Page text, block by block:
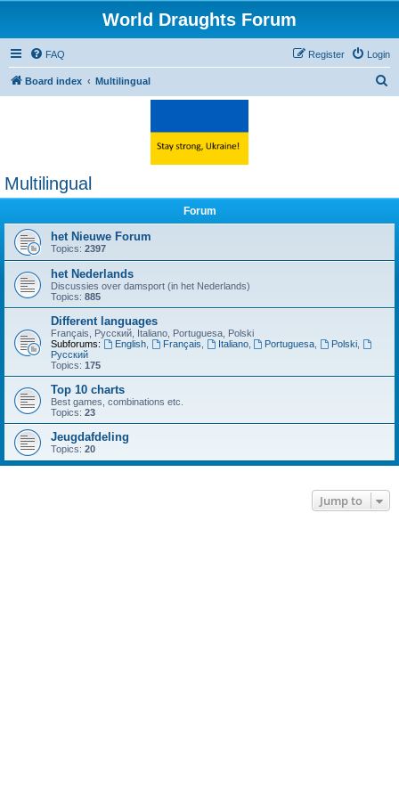
World Draughts Forum
FAQ Login
Register
Board index Multilingual
Multilingual
Forum
het Nieuwe Forum
Topics: 2397
het Nederlands
Discussies over damsport (in het Nederlands)
Topics: 885
Different languages
Français, Русский, Italiano, Portuguesa, Polski
Subforums:
English, Français Italiano, Portuguesa Polski
Русский
Topics: 175
Top 10 charts
Best games, combinations etc.
Topics: 23
Jeugdafdeling
Topics: 20
Jump to